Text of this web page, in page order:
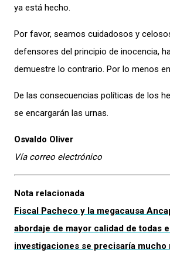
ya está hecho.
Por favor, seamos cuidadosos y
defensores del principio de inocencia,
demuestre lo contrario. Por lo menos
De las consecuencias políticas de los
se encargarán las urnas.
Osvaldo Oliver
Vía correo electrónico
Nota relacionada
Fiscal Pacheco y la megacausa
abordaje de mayor calidad de todas
investigaciones se precisaría mucho